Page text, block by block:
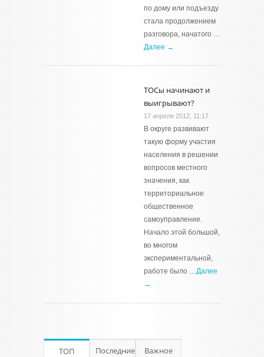
по дому или подъезду
стала продолжением
разговора, начатого …
Далее →
ТОСы начинают и
выигрывают?
17 апреля 2012, 11:17
В округе развивают
такую форму участия
населения в решении
вопросов местного
значения, как
территориальное
общественное
самоуправление.
Начало этой большой,
во многом
экспериментальной,
работе было …Далее
→
ТОП Последние Важное